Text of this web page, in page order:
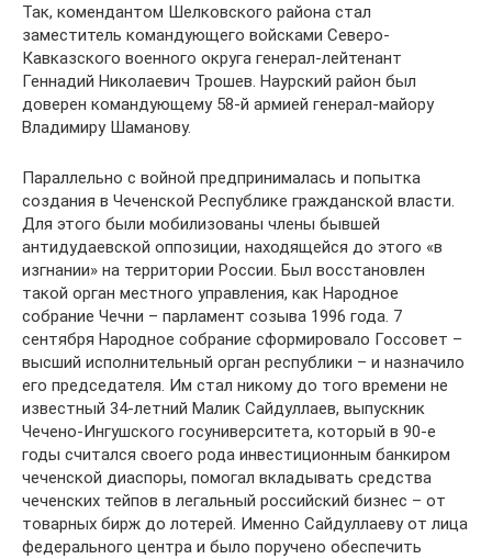
Так, комендантом Шелковского района стал
заместитель командующего войсками Северо-
Кавказского военного округа генерал-лейтенант
Геннадий Николаевич Трошев. Наурский район был
доверен командующему 58-й армией генерал-майору
Владимиру Шаманову.
Параллельно с войной предпринималась и попытка
создания в Чеченской Республике гражданской власти.
Для этого были мобилизованы члены бывшей
антидудаевской оппозиции, находящейся до этого «в
изгнании» на территории России. Был восстановлен
такой орган местного управления, как Народное
собрание Чечни – парламент созыва 1996 года. 7
сентября Народное собрание сформировало Госсовет –
высший исполнительный орган республики – и назначило
его председателя. Им стал никому до того времени не
известный 34-летний Малик Сайдуллаев, выпускник
Чечено-Ингушского госуниверситета, который в 90-е
годы считался своего рода инвестиционным банкиром
чеченской диаспоры, помогал вкладывать средства
чеченских тейпов в легальный российский бизнес – от
товарных бирж до лотерей. Именно Сайдуллаеву от лица
федерального центра и было поручено обеспечить